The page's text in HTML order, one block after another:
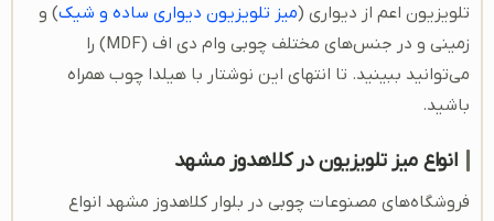
تلویزیون اعم از دیواری (میز تلویزیون دیواری ساده و شیک) و
زمینی و در جنس‌های مختلف چوبی و‌ام دی اف (MDF) را
می‌توانید ببینید. تا انتهای این نوشتار با هیلدا چوب همراه
باشید.
انواع میز تلویزیون در کلاهدوز مشهد
فروشگاه‌های مصنوعات چوبی در بلوار کلاهدوز مشهد انواع